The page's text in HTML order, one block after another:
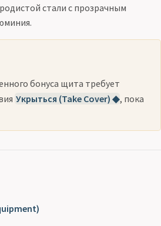
стали с прозрачным
бонуса щита требует
Укрыться (Take Cover) ◆, пока